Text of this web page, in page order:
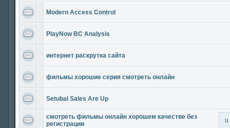
Modern Access Control
PlayNow BC Analysis
интернет раскрутка сайта
фильмы хорошие серия смотреть онлайн
Setubal Sales Are Up
смотреть фильмы онлайн хорошем качестве без
регистрации
u